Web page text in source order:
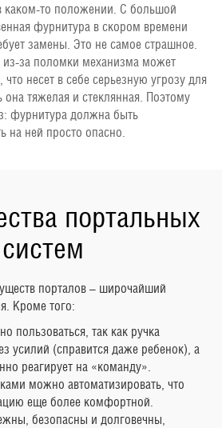
каком-то положении. С большой
фурнитура в скором времени
замены. Это не самое страшное.
из-за поломки механизма может
что несет в себе серьезную угрозу для
тяжелая и стеклянная. Поэтому
фурнитура должна быть
на ней просто опасно.
портальных
систем
порталов – широчайший
Кроме того:
пользоваться, так как ручка
усилий (справится даже ребенок), а
реагирует на «команду».
можно автоматизировать, что
еще более комфортной.
безопасны и долговечны,